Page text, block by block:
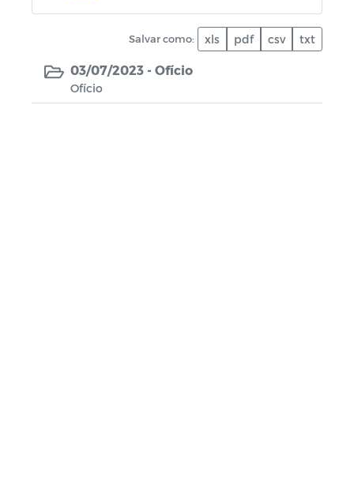
CHAMADAS PÚBLICAS
CMDCA Parcerias
Salvar como: xls pdf csv txt
03/07/2023 - Ofício
Ofício